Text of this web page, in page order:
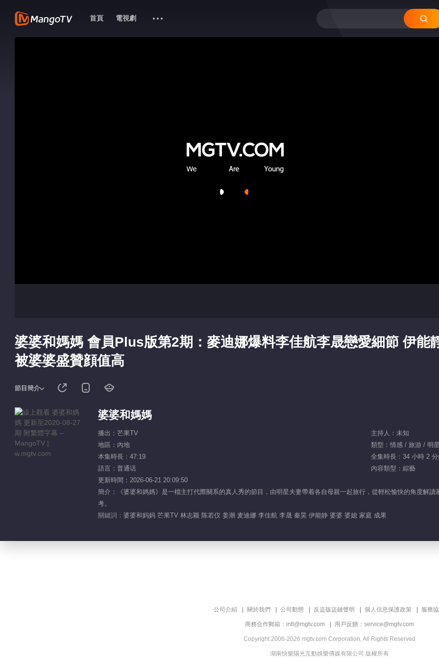
首頁 電視劇
婆婆和媽媽 會員Plus版第2期：麥迪娜爆料李佳航李晟戀愛細節 伊能
被婆婆盛贊顔值高
節目簡介
婆婆和媽媽
播出：芒果TV
主持人：未知
地區：內地
類型：情感 / 旅游 / 明
本集時長：47:19
全集時長：34 小時 2
語言：普通话
內容類型：綜藝
更新時間：2026-06-21 20:09:50
簡介：《婆婆和媽媽》是一檔主打代際關系的真人秀的節目，由明星夫妻帶着各自母親一起旅行，從輕松愉快的角度解
考。
關鍵詞： 婆婆和妈妈 芒果TV 林志颖 陈若仪 姜潮 麦迪娜 李佳航 李晟 秦昊 伊能静 婆婆 婆媳 家庭 成果
公司介紹 關於我們 公司動態 反盜版盜鏈聲明 個人信息保護政策 服務
商務合作郵箱：intl@mgtv.com 用戶反饋：service@mgtv.com
Copyright 2006-2026 mgtv.com Corporation, All Rights Reserved
湖南快樂陽光互動娛樂傳媒有限公司 版權所有